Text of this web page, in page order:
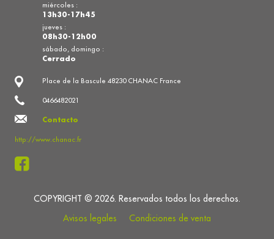
Place de la Bascule 48230 CHANAC France
0466482021
Contacto
http://www.chanac.fr
miércoles :
13h30-17h45
jueves :
08h30-12h00
sábado, domingo :
Cerrado
COPYRIGHT © 2026. Reservados todos los derechos.
Avisos legales
Condiciones de venta